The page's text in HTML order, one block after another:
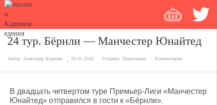
24 тур. Бёрнли — Манчестер Юнайтед
Автор: Александр Коренев 20.01.2018 Рубрика: Трансляции Комментарии
В двадцать четвертом туре Премьер-Лиги «Манчестер
Юнайтед» отправился в гости к «Бёрнли».